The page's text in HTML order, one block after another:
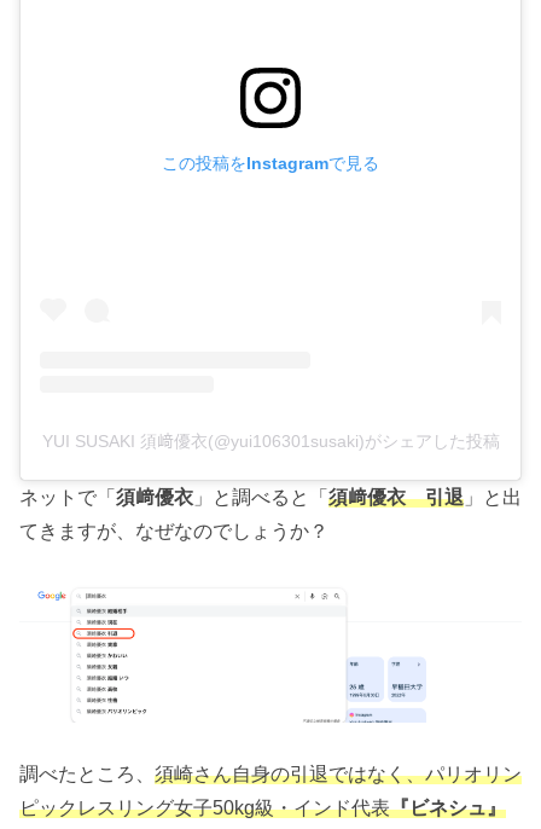
この投稿をInstagramで見る
YUI SUSAKI 須﨑優衣(@yui106301susaki)がシェアした投稿
ネットで「 須﨑優衣 」と調べると「 須﨑優衣 引退 」と出
てきますが、なぜなのでしょうか？
調べたところ、 須崎さん自身の引退ではなく、パリオリン
ピックレスリング女子50kg級・インド代表『ビネシュ』